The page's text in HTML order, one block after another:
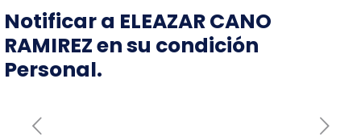
Notificar a ELEAZAR CANO
RAMIREZ en su condición
Personal.